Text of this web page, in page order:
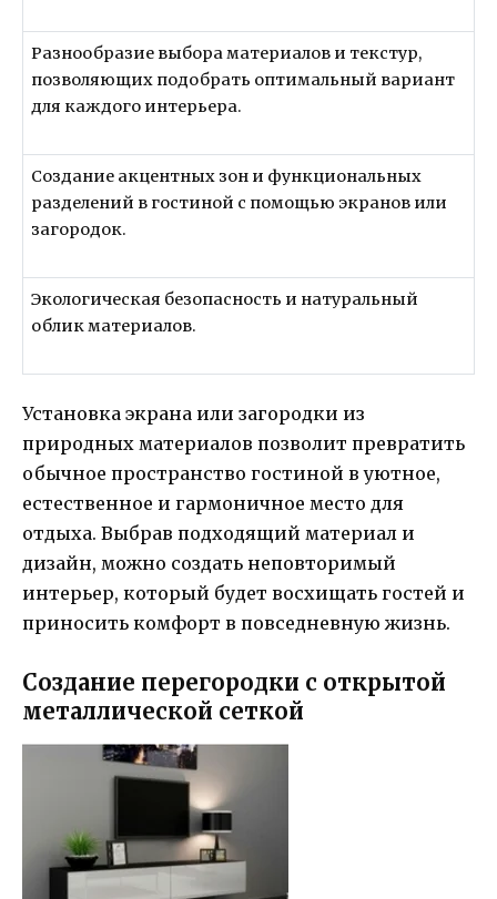
Разнообразие выбора материалов и текстур,
позволяющих подобрать оптимальный вариант
для каждого интерьера.
Создание акцентных зон и функциональных
разделений в гостиной с помощью экранов или
загородок.
Экологическая безопасность и натуральный
облик материалов.
Установка экрана или загородки из
природных материалов позволит превратить
обычное пространство гостиной в уютное,
естественное и гармоничное место для
отдыха. Выбрав подходящий материал и
дизайн, можно создать неповторимый
интерьер, который будет восхищать гостей и
приносить комфорт в повседневную жизнь.
Создание перегородки с открытой
металлической сеткой